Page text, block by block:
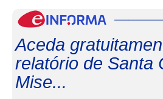
Aceda
relatório de Santa
Mise...